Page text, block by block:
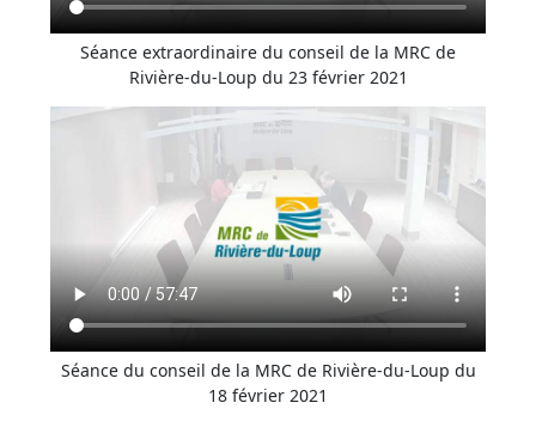
Séance extraordinaire du conseil de la MRC de
Rivière-du-Loup du 23 février 2021
Séance du conseil de la MRC de Rivière-du-Loup du
18 février 2021